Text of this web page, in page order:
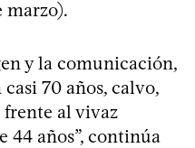
marzo).
y la comunicación,
70 años, calvo,
al vivaz
44 años”, continúa